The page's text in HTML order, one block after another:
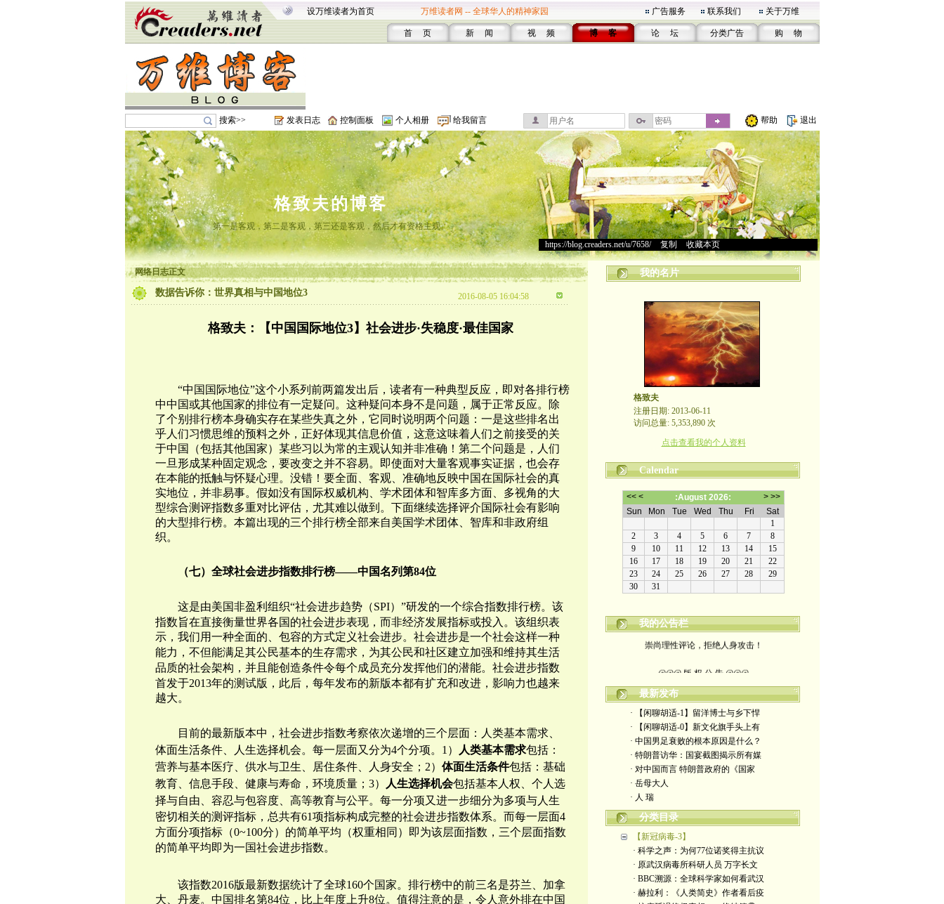
设万维读者为首页 万维读者网 -- 全球华人的精神家园 广告服务 联系我们 关于万维
首 页 新 闻 视 频 博 客 论 坛 分类广告 购 物
搜索>> 发表日志 控制面板 个人相册 给我留言 帮助 退出
格致夫的博客
第一是客观，第二是客观，第三还是客观，然后才有资格主观。
https://blog.creaders.net/u/7658/> 复制 收藏本页
网络日志正文
数据告诉你：世界真相与中国地位3 2016-08-05 16:04:58
格致夫：【中国国际地位3】 社会进步·失稳度·最佳国家
“中国国际地位”这个小系列前两篇发出后，读者有一种典型反应，即对各排行榜
中中国或其他国家的排位有一定疑问。这种疑问本身不是问题，属于正常反应。除
了个别排行榜本身确实存在某些失真之外，它同时说明两个问题：一是这些排名出
乎人们习惯思维的预料之外，正好体现其信息价值，这意这味着人们之前接受的关
于中国（包括其他国家）某些习以为常的主观认知并非准确！第二个问题是，人们
一旦形成某种固定观念，要改变之并不容易。即使面对大量客观事实证据，也会存
在本能的抵触与怀疑心理。没错！要全面、客观、准确地反映中国在国际社会的真
实地位，并非易事。假如没有国际权威机构、学术团体和智库多方面、多视角的大
型综合测评指数多重对比评估，尤其难以做到。下面继续选择评介国际社会有影响
的大型排行榜。本篇出现的三个排行榜全部来自美国学术团体、智库和非政府组
织。
（七） 全球社会进步指数排行榜——中国名列第84位
这是由美国非盈利组织“社会进步趋势（SPI） ”研发的一个综合指数排行榜。 该
指数旨在直接衡量世界各国的社会进步表现，而非经济发展指标或投入。 该组织表
示，我们用一种全面的、包容的方式定义社会进步。社会进步是一个社会这样一种
能力，不但能满足其公民基本的生存需求，为其公民和社区建立加强和维持其生活
品质的社会架构， 并且 能创造条件令每个成员充分发挥他们的潜能。 社会进步指数
首发于2013年的测试版，此后，每年发布的新版本都有扩充和改进，影响力也越来
越大。
目前的最新版本中，社会进步指数考察依次递增的三个层面：人类基本需求、
体面生活条件、人生选择机会。每一层面又 分为4个分项。1） 人类基本需求包括：
营养与基本医疗、供水与卫生、居住条件、人身安全；2） 体面生活条件包括：基础
教育、信息手段、健康与寿命，环境质量；3）
人生选择机会包括基本人权、个人选
择与自由、容忍与包容度、高等教育与公平。每一分项又进一步细分为多项与人生
密切相关的测评指标，总共有61项指标构成完整的社会进步指数体系。而每一层面4
方面分项指标（0~100分）的简单平均（权重相同）即为该层面指数，三个层面指数
的简单平均即为一国社会进步指数。
该指数2016版最新数据统计了全球160个国家。 排行榜中的前三名是芬兰、加拿
大、丹麦。中国排名第84位，比上年度上升8位。值得注意的是，令人意外排在中国
我的名片
格致夫
注册日期: 2013-06-11
访问总量: 5,353,890 次
点击查看我的个人资料
Calendar
我的公告栏
崇尚理性评论，拒绝人身攻击！
本博客所发布文章，
除特别注明者外，均为原创。
转载或制作视频，
须注明如下版权信息：
作者（格致夫）和出处（万维链接）
最新发布
· 【闲聊胡适-1】留洋博士与乡下悍
· 【闲聊胡适-0】新文化旗手头上有
· 中国男足衰败的根本原因是什么？
· 特朗普访华：国宴截图揭示所有媒
· 对中国而言 特朗普政府的《国家
· 岳母大人
· 人 瑞
分类目录
【新冠病毒-3】
· 科学之声：为何77位诺奖得主抗议
· 原武汉病毒所科研人员 万字长文
· BBC溯源：全球科学家如何看武汉
· 赫拉利：《人类简史》作者看后疫